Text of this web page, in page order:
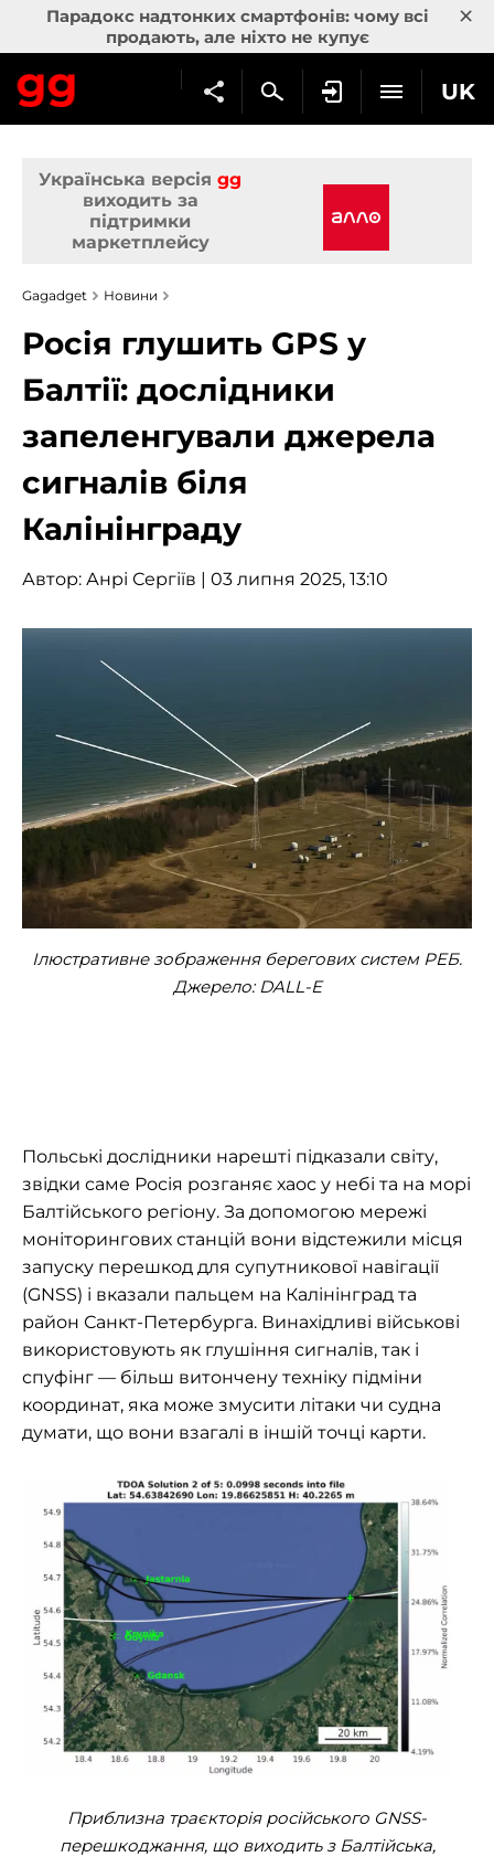
Парадокс надтонких смартфонів: чому всі
продають, але ніхто не купує
×
UK
Українська версія gg
виходить за
підтримки
маркетплейсу
Gagadget Новини
Росія глушить GPS у
Балтії: дослідники
запеленгували джерела
сигналів біля
Калінінграду
Автор: Анрі Сергіїв | 03 липня 2025, 13:10
Ілюстративне зображення берегових систем РЕБ.
Джерело: DALL-E
Польські дослідники нарешті підказали світу,
звідки саме Росія розганяє хаос у небі та на морі
Балтійського регіону. За допомогою мережі
моніторингових станцій вони відстежили місця
запуску перешкод для супутникової навігації
(GNSS) і вказали пальцем на Калінінград та
район Санкт-Петербурга. Винахідливі військові
використовують як глушіння сигналів, так і
спуфінг — більш витончену техніку підміни
координат, яка може змусити літаки чи судна
думати, що вони взагалі в іншій точці карти.
Приблизна траєкторія російського GNSS-
перешкоджання, що виходить з Балтійська,